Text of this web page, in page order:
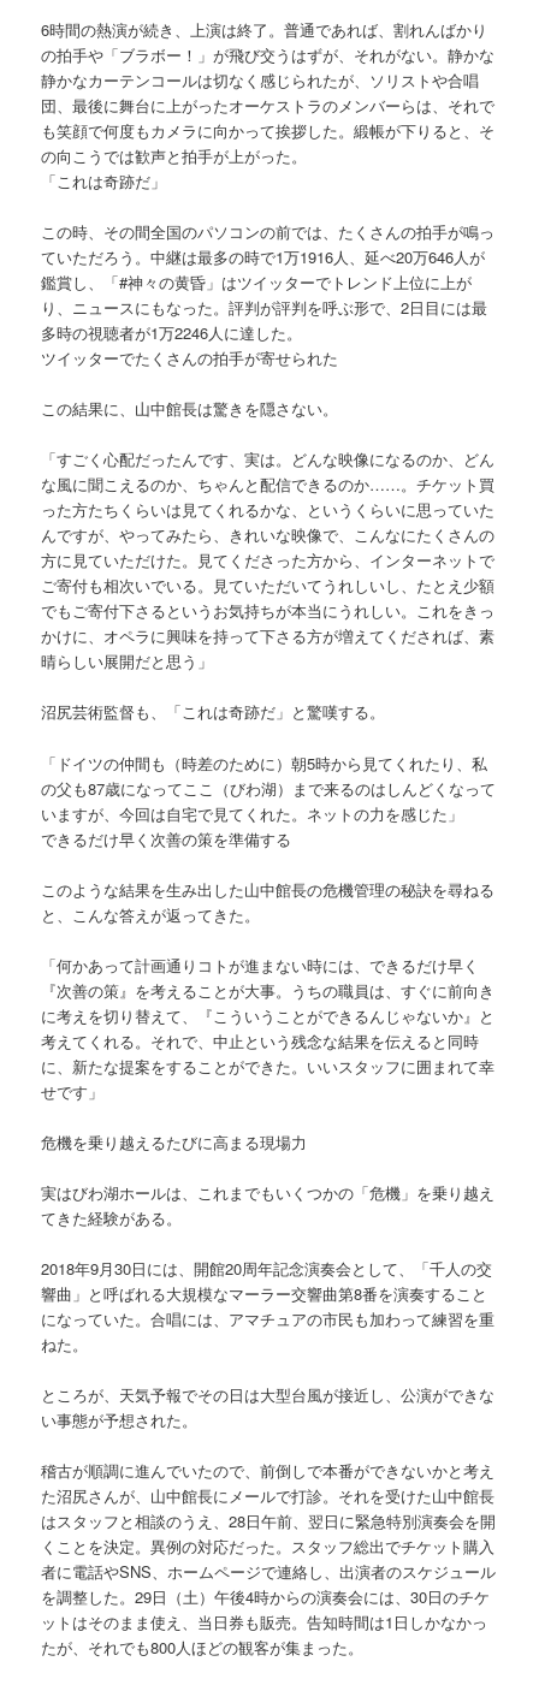
6時間の熱演が続き、上演は終了。普通であれば、割れんばかり
の拍手や「ブラボー！」が飛び交うはずが、それがない。静かな
静かなカーテンコールは切なく感じられたが、ソリストや合唱
団、最後に舞台に上がったオーケストラのメンバーらは、それで
も笑顔で何度もカメラに向かって挨拶した。緞帳が下りると、そ
の向こうでは歓声と拍手が上がった。
「これは奇跡だ」
この時、その間全国のパソコンの前では、たくさんの拍手が鳴っ
ていただろう。中継は最多の時で1万1916人、延べ20万646人が
鑑賞し、「#神々の黄昏」はツイッターでトレンド上位に上が
り、ニュースにもなった。評判が評判を呼ぶ形で、2日目には最
多時の視聴者が1万2246人に達した。
ツイッターでたくさんの拍手が寄せられた
この結果に、山中館長は驚きを隠さない。
「すごく心配だったんです、実は。どんな映像になるのか、どん
な風に聞こえるのか、ちゃんと配信できるのか……。チケット買
った方たちくらいは見てくれるかな、というくらいに思っていた
んですが、やってみたら、きれいな映像で、こんなにたくさんの
方に見ていただけた。見てくださった方から、インターネットで
ご寄付も相次いでいる。見ていただいてうれしいし、たとえ少額
でもご寄付下さるというお気持ちが本当にうれしい。これをきっ
かけに、オペラに興味を持って下さる方が増えてくだされば、素
晴らしい展開だと思う」
沼尻芸術監督も、「これは奇跡だ」と驚嘆する。
「ドイツの仲間も（時差のために）朝5時から見てくれたり、私
の父も87歳になってここ（びわ湖）まで来るのはしんどくなって
いますが、今回は自宅で見てくれた。ネットの力を感じた」
できるだけ早く次善の策を準備する
このような結果を生み出した山中館長の危機管理の秘訣を尋ねる
と、こんな答えが返ってきた。
「何かあって計画通りコトが進まない時には、できるだけ早く
『次善の策』を考えることが大事。うちの職員は、すぐに前向き
に考えを切り替えて、『こういうことができるんじゃないか』と
考えてくれる。それで、中止という残念な結果を伝えると同時
に、新たな提案をすることができた。いいスタッフに囲まれて幸
せです」
危機を乗り越えるたびに高まる現場力
実はびわ湖ホールは、これまでもいくつかの「危機」を乗り越え
てきた経験がある。
2018年9月30日には、開館20周年記念演奏会として、「千人の交
響曲」と呼ばれる大規模なマーラー交響曲第8番を演奏すること
になっていた。合唱には、アマチュアの市民も加わって練習を重
ねた。
ところが、天気予報でその日は大型台風が接近し、公演ができな
い事態が予想された。
稽古が順調に進んでいたので、前倒しで本番ができないかと考え
た沼尻さんが、山中館長にメールで打診。それを受けた山中館長
はスタッフと相談のうえ、28日午前、翌日に緊急特別演奏会を開
くことを決定。異例の対応だった。スタッフ総出でチケット購入
者に電話やSNS、ホームページで連絡し、出演者のスケジュール
を調整した。29日（土）午後4時からの演奏会には、30日のチケ
ットはそのまま使え、当日券も販売。告知時間は1日しかなかっ
たが、それでも800人ほどの観客が集まった。